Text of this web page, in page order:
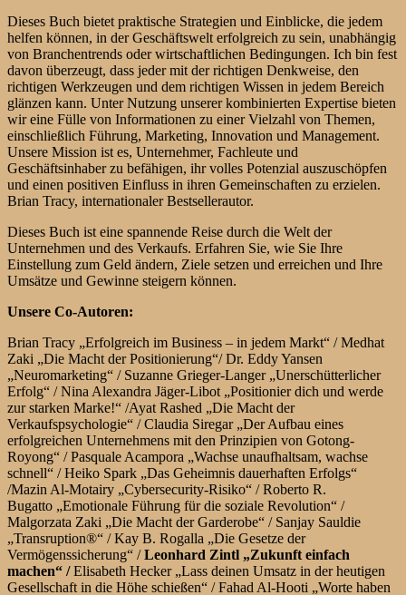
Dieses Buch bietet praktische Strategien und Einblicke, die jedem
helfen können, in der Geschäftswelt erfolgreich zu sein, unabhängig
von Branchentrends oder wirtschaftlichen Bedingungen. Ich bin fest
davon überzeugt, dass jeder mit der richtigen Denkweise, den
richtigen Werkzeugen und dem richtigen Wissen in jedem Bereich
glänzen kann. Unter Nutzung unserer kombinierten Expertise bieten
wir eine Fülle von Informationen zu einer Vielzahl von Themen,
einschließlich Führung, Marketing, Innovation und Management.
Unsere Mission ist es, Unternehmer, Fachleute und
Geschäftsinhaber zu befähigen, ihr volles Potenzial auszuschöpfen
und einen positiven Einfluss in ihren Gemeinschaften zu erzielen.
Brian Tracy, internationaler Bestsellerautor.
Dieses Buch ist eine spannende Reise durch die Welt der
Unternehmen und des Verkaufs. Erfahren Sie, wie Sie Ihre
Einstellung zum Geld ändern, Ziele setzen und erreichen und Ihre
Umsätze und Gewinne steigern können.
Unsere Co-Autoren:
Brian Tracy „Erfolgreich im Business – in jedem Markt“ /Medhat
Zaki „Die Macht der Positionierung“/Dr. Eddy Yansen
„Neuromarketing“ / Suzanne Grieger-Langer „Unerschütterlicher
Erfolg“ /Nina Alexandra Jäger-Libot „Positionier dich und werde
zur starken Marke!“ /Ayat Rashed „Die Macht der
Verkaufspsychologie“ /Claudia Siregar„Der Aufbau eines
erfolgreichen Unternehmens mit den Prinzipien von Gotong-
Royong“ / Pasquale Acampora „Wachse unaufhaltsam, wachse
schnell“ /Heiko Spark „Das Geheimnis dauerhaften Erfolgs“
/Mazin Al-Motairy „Cybersecurity-Risiko“ /Roberto R.
Bugatto „Emotionale Führung für die soziale Revolution“ /
Malgorzata Zaki „Die Macht der Garderobe“ / Sanjay Sauldie
„Transruption®“ /Kay B. Rogalla „Die Gesetze der
Vermögenssicherung“ /Leonhard Zintl „Zukunft einfach
machen“ /Elisabeth Hecker „Lass deinen Umsatz in der heutigen
Gesellschaft in die Höhe schießen“ /Fahad Al-Hooti „Worte haben